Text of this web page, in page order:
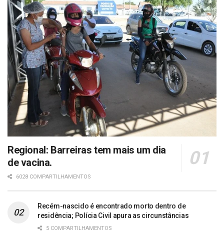
Regional: Barreiras tem mais um dia
de vacina.
6028 COMPARTILHAMENTOS
Recém-nascido é encontrado morto dentro de
residência; Polícia Civil apura as circunstâncias
5 COMPARTILHAMENTOS